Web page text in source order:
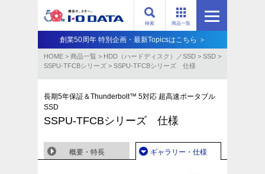
商品一覧
検索
創業50周年 特別企画・最新Topicsはこちら ＞
HOME > 商品一覧 > HDD（ハードディスク）／SSD > SSD >
SSPU-TFCBシリーズ > SSPU-TFCBシリーズ 仕様
長期5年保証＆Thunderbolt™ 5対応 超高速ポータブル
SSD
SSPU-TFCBシリーズ 仕様
概要・特長 ギャラリー・仕様